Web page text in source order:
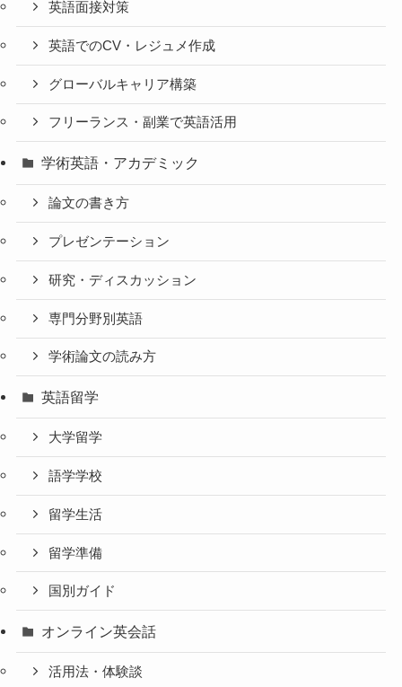
英語面接対策
英語でのCV・レジュメ作成
グローバルキャリア構築
フリーランス・副業で英語活用
学術英語・アカデミック
論文の書き方
プレゼンテーション
研究・ディスカッション
専門分野別英語
学術論文の読み方
英語留学
大学留学
語学学校
留学生活
留学準備
国別ガイド
オンライン英会話
活用法・体験談